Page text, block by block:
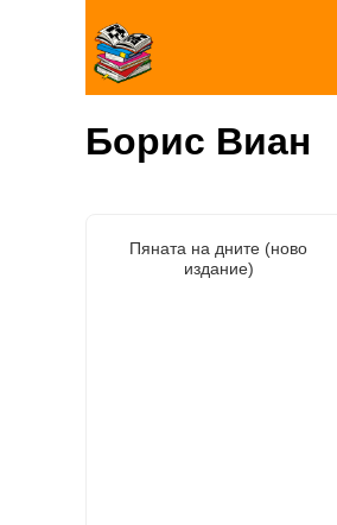
Борис Виан
Пяната на дните (ново
издание)